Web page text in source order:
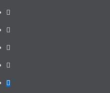
YouTube
Telegram
Instagram
Twitter
Google